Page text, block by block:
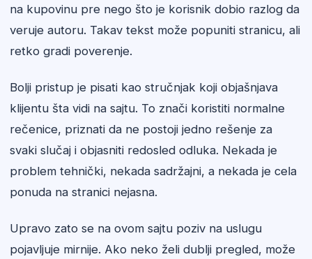
na kupovinu pre nego što je korisnik dobio razlog da
veruje autoru. Takav tekst može popuniti stranicu, ali
retko gradi poverenje.
Bolji pristup je pisati kao stručnjak koji objašnjava
klijentu šta vidi na sajtu. To znači koristiti normalne
rečenice, priznati da ne postoji jedno rešenje za
svaki slučaj i objasniti redosled odluka. Nekada je
problem tehnički, nekada sadržajni, a nekada je cela
ponuda na stranici nejasna.
Upravo zato se na ovom sajtu poziv na uslugu
pojavljuje mirnije. Ako neko želi dublji pregled, može